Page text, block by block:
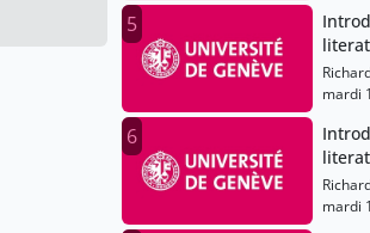
5
mardi
6
mardi